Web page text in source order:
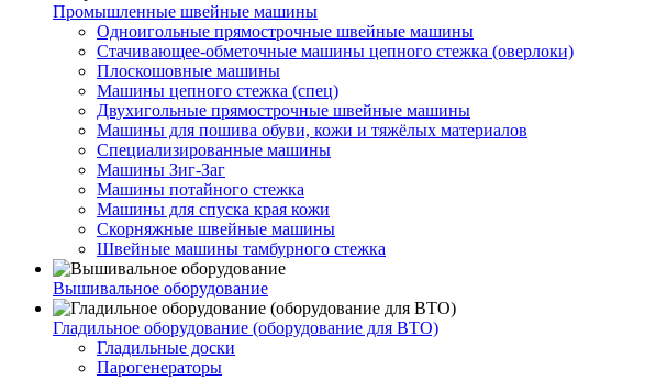
Промышленные швейные машины
Одноигольные прямострочные швейные машины
Стачивающее-обметочные машины цепного стежка (оверлоки)
Плоскошовные машины
Машины цепного стежка (спец)
Двухигольные прямострочные швейные машины
Машины для пошива обуви, кожи и тяжёлых материалов
Специализированные машины
Машины Зиг-Заг
Машины потайного стежка
Машины для спуска края кожи
Скорняжные швейные машины
Швейные машины тамбурного стежка
Вышивальное оборудование
Гладильное оборудование (оборудование для ВТО)
Гладильные доски
Парогенераторы